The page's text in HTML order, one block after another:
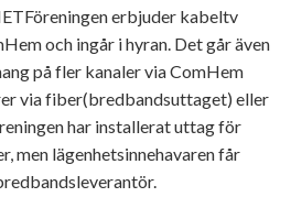
erbjuder kabeltv
och ingår i hyran. Det går även
på fler kanaler via ComHem
via fiber(bredbandsuttaget) eller
har installerat uttag för
men lägenhetsinnehavaren får